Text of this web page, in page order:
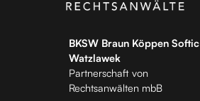
BKSW Braun Köppen Softic
Watzlawek
Partnerschaft von
Rechtsanwälten mbB